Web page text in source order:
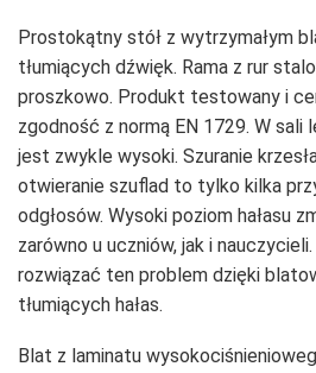
Prostokątny stół z wytrzymałym
tłumiących dźwięk. Rama z rur
proszkowo. Produkt testowany i
zgodność z normą EN 1729. W sali
jest zwykle wysoki. Szuranie
otwieranie szuflad to tylko kilka
odgłosów. Wysoki poziom hałasu
zarówno u uczniów, jak i
rozwiązać ten problem dzięki
tłumiących hałas.
Blat z laminatu